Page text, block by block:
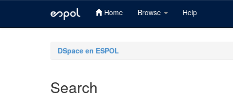
Home Browse Help
DSpace en ESPOL
Search